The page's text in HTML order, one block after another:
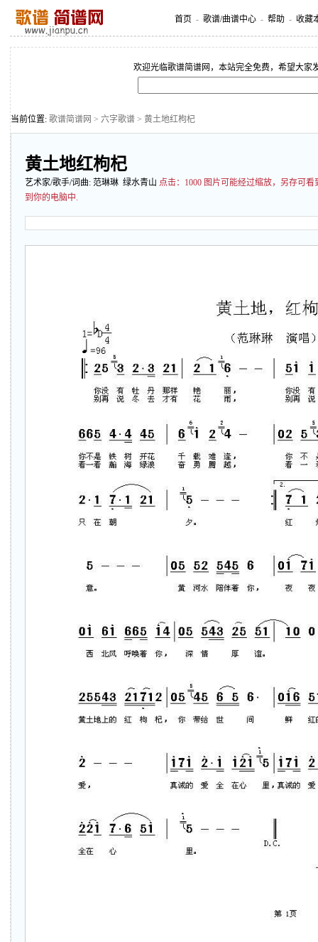
首页 - 歌谱/曲谱中心 - 帮助 - 收藏
欢迎光临歌谱简谱网，本站完全免费，希望大家
当前位置: 歌谱简谱网 > 六字歌谱 > 黄土地红枸杞
黄土地红枸杞
艺术家/歌手/词曲: 范琳琳 绿水青山 点击： 1000 图片可能经过缩放，另存可
到你的电脑中.